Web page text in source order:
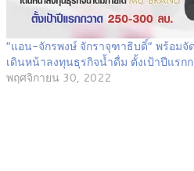
“แอน-จักรพงษ์ จักราจุฑาธิบดิ์” พร้อมจั
เดินหน้าลงทุนธุรกิจน้ำดื่ม ตั้งเป้าปีแรก
พฤศจิกายน 30, 2022